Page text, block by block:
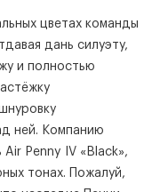
цветах команды
дань силуэту,
и полностью
ней. Компанию
Penny IV «Black»,
тонах. Пожалуй,